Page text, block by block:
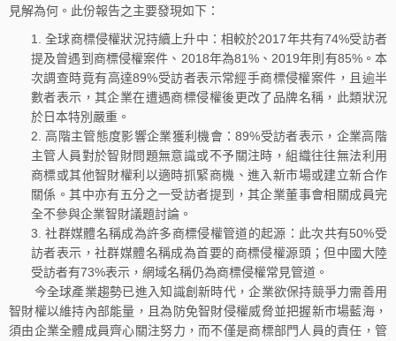
見解為何。此份報告之主要發現如下：
全球商標侵權狀況持續上升中：相較於2017年共有74%受訪者
提及曾遇到商標侵權案件、2018年為81%、2019年則有85%。本
次調查時竟有高達89%受訪者表示常經手商標侵權案件，且逾半
數者表示，其企業在遭遇商標侵權後更改了品牌名稱，此類狀況
於日本特別嚴重。
高階主管態度影響企業獲利機會：89%受訪者表示，企業高階
主管人員對於智財問題無意識或不予關注時，組織往往無法利用
商標或其他智財權利以適時抓緊商機、進入新市場或建立新合作
關係。其中亦有五分之一受訪者提到，其企業董事會相關成員完
全不參與企業智財議題討論。
社群媒體名稱成為許多商標侵權管道的起源：此次共有50%受
訪者表示，社群媒體名稱成為首要的商標侵權源頭；但中國大陸
受訪者有73%表示，網域名稱仍為商標侵權常見管道。
今全球產業趨勢已進入知識創新時代，企業欲保持競爭力需善用
智財權以維持內部能量，且為防免智財侵權威脅並把握新市場藍海，
須由企業全體成員齊心關注努力，而不僅是商標部門人員的責任，管